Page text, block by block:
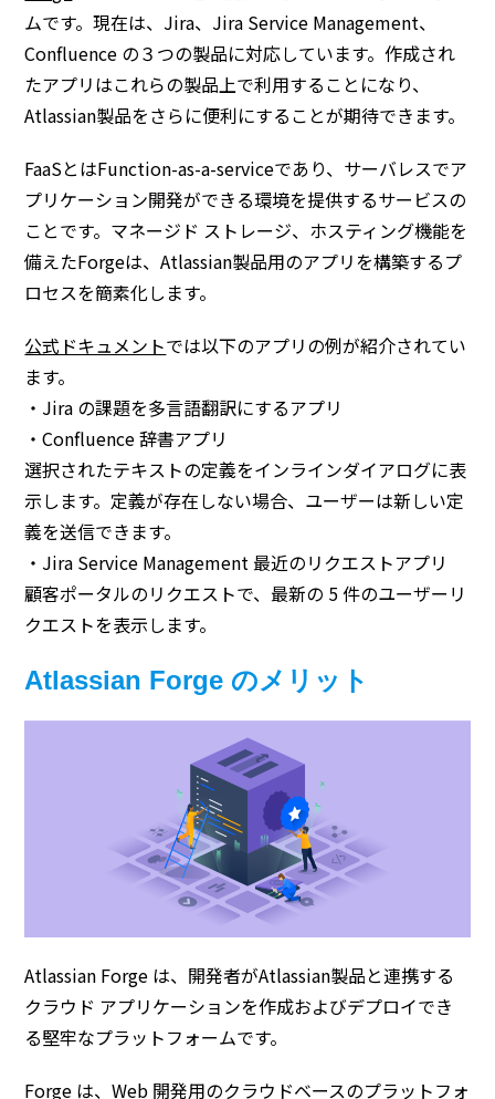
ムです。現在は、Jira、Jira Service Management、
Confluence の３つの製品に対応しています。作成され
たアプリはこれらの製品上で利用することになり、
Atlassian製品をさらに便利にすることが期待できます。
FaaSとはFunction-as-a-serviceであり、サーバレスでア
プリケーション開発ができる環境を提供するサービスの
ことです。マネージド ストレージ、ホスティング機能を
備えたForgeは、Atlassian製品用のアプリを構築するプ
ロセスを簡素化します。
公式ドキュメントでは以下のアプリの例が紹介されてい
ます。
・Jira の課題を多言語翻訳にするアプリ
・Confluence 辞書アプリ
選択されたテキストの定義をインラインダイアログに表
示します。定義が存在しない場合、ユーザーは新しい定
義を送信できます。
・Jira Service Management 最近のリクエストアプリ
顧客ポータルのリクエストで、最新の 5 件のユーザーリ
クエストを表示します。
Atlassian Forge のメリット
Atlassian Forge は、開発者がAtlassian製品と連携する
クラウド アプリケーションを作成およびデプロイでき
る堅牢なプラットフォームです。
Forge は、Web 開発用のクラウドベースのプラットフォ